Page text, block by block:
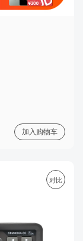
加入购物车
对比